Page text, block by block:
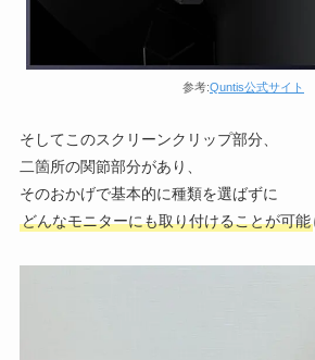
参考:Quntis公式サイト
そしてこのスクリーンクリップ部分、
二箇所の関節部分があり、
そのおかげで基本的に種類を選ばずに
どんなモニターにも取り付けることが可能